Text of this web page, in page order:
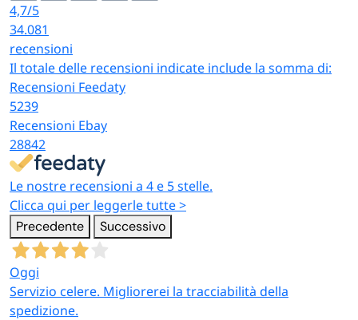
4,7/5
34.081
recensioni
Il totale delle recensioni indicate include la somma di:
Recensioni Feedaty
5239
Recensioni Ebay
28842
Le nostre recensioni a 4 e 5 stelle.
Clicca qui per leggerle tutte >
Precedente Successivo
Oggi
Servizio celere. Migliorerei la tracciabilità della
spedizione.